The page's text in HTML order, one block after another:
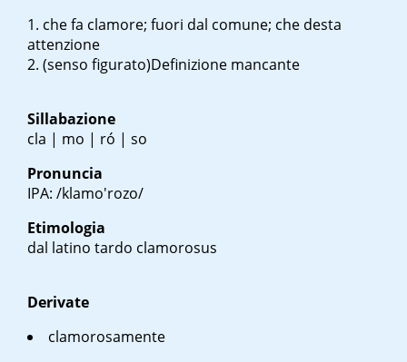
che fa clamore; fuori dal comune; che desta
attenzione
(senso figurato)Definizione mancante
Sillabazione
cla | mo | ró | so
Pronuncia
IPA: /klamo'rozo/
Etimologia
dal latino tardo clamorosus
Derivate
clamorosamente